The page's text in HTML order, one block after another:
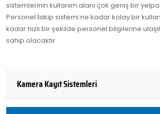
sistemlerinin kullanım alanı çok geniş bir
Personel takip sistemi ne kadar kolay bir
kadar hızlı bir şekilde personel bilgilerine
sahip olacaktır.
Kamera Kayıt Sistemleri